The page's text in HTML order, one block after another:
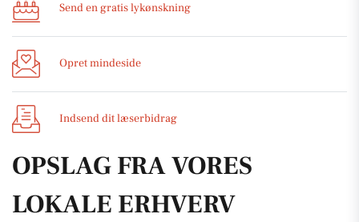
Send en gratis lykønskning
Opret mindeside
Indsend dit læserbidrag
OPSLAG FRA VORES
LOKALE ERHVERV